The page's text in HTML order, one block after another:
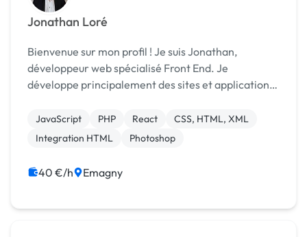
Jonathan Loré
Bienvenue sur mon profil ! Je suis Jonathan,
développeur web spécialisé Front End. Je
développe principalement des sites et applications
forme continuellement. J’ai récemment suivi une
formation s...
JavaScript PHP React
CSS, HTML, XML
Integration HTML
Photoshop
40 €/h Emagny